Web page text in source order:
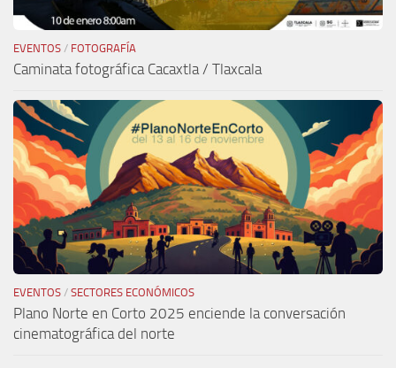
EVENTOS / FOTOGRAFÍA
Caminata fotográfica Cacaxtla / Tlaxcala
EVENTOS / SECTORES ECONÓMICOS
Plano Norte en Corto 2025 enciende la conversación
cinematográfica del norte